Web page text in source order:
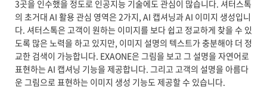
3곳을 인수했을 정도로 인공지능 기술에도 관심이 많습니다. 셔터스톡
의 초거대 AI 활용 관심 영역은 2가지, AI 캡셔닝과 AI 이미지 생성입니
다. 셔터스톡은 고객이 원하는 이미지를 보다 쉽고 정교하게 찾을 수 있
도록 많은 노력을 하고 있지만, 이미지 설명의 텍스트가 충분해야 더 정
교한 검색이 가능합니다. EXAONE은 그림을 보고 그 설명을 자연어로
표현하는 AI 캡셔닝 기능을 제공합니다. 그리고 고객의 설명을 아름다
운 그림으로 표현하는 이미지 생성 기능도 제공할 수 있습니다.